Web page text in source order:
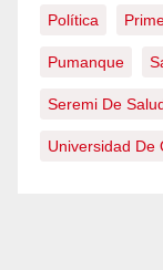
Política
Pumanque
Seremi De
Universidad De